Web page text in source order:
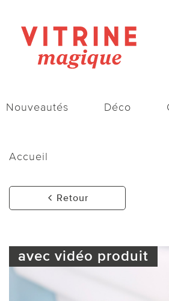
Nouveautés Déco
Accueil
Retour
avec vidéo produit